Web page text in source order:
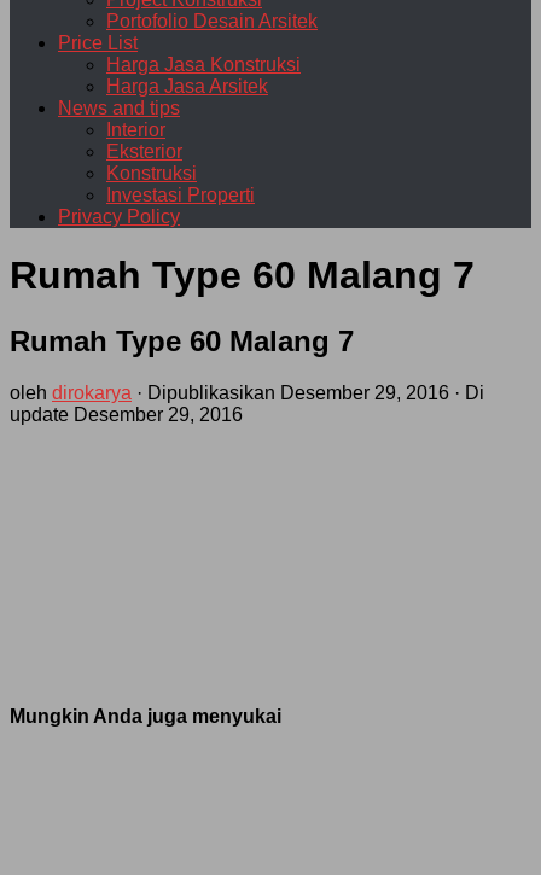
Portofolio Desain Arsitek
Price List
Harga Jasa Konstruksi
Harga Jasa Arsitek
News and tips
Interior
Eksterior
Konstruksi
Investasi Properti
Privacy Policy
Rumah Type 60 Malang 7
Rumah Type 60 Malang 7
oleh dirokarya · Dipublikasikan Desember 29, 2016 · Di
update Desember 29, 2016
Mungkin Anda juga menyukai